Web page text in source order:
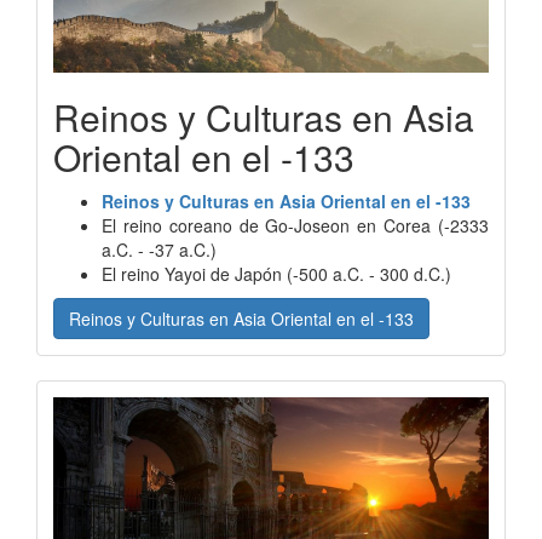
Reinos y Culturas en Asia
Oriental en el -133
Reinos y Culturas en Asia Oriental en el -133
El reino coreano de Go-Joseon en Corea (-2333
a.C. - -37 a.C.)
El reino Yayoi de Japón (-500 a.C. - 300 d.C.)
Reinos y Culturas en Asia Oriental en el -133